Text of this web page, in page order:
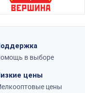
в выборе
цены
цены